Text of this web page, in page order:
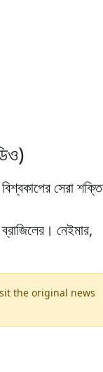
সেরা শক্তি
নেইমার,
the original news